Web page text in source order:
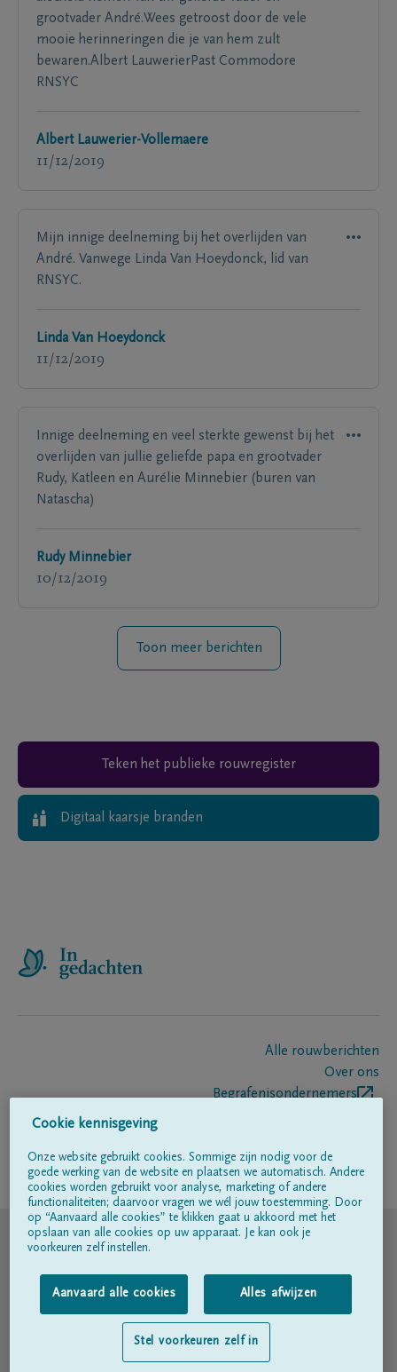
grootvader André.Wees getroost door de vele
mooie herinneringen die je van hem zult
bewaren.Albert LauwerierPast Commodore
RNSYC
Albert Lauwerier-Vollemaere
11/12/2019
Mijn innige deelneming bij het overlijden van
André. Vanwege Linda Van Hoeydonck, lid van
RNSYC.
Linda Van Hoeydonck
11/12/2019
Innige deelneming en veel sterkte gewenst bij het
overlijden van jullie geliefde papa en grootvader
Rudy, Katleen en Aurélie Minnebier (buren van
Natascha)
Rudy Minnebier
10/12/2019
Toon meer berichten
Teken het publieke rouwregister
Digitaal kaarsje branden
Alle rouwberichten
Over ons
Begrafenisondernemers
Volg ons op
© DELA
Gebruiksvoorwaarden
Privacyverklaring
Toegankelijkheidsverklaring
Cookie kennisgeving
Onze website gebruikt cookies. Sommige zijn nodig voor de
goede werking van de website en plaatsen we automatisch. Andere
cookies worden gebruikt voor analyse, marketing of andere
functionaliteiten; daarvoor vragen we wél jouw toestemming. Door
op “Aanvaard alle cookies” te klikken gaat u akkoord met het
opslaan van alle cookies op uw apparaat. Je kan ook je
voorkeuren zelf instellen.
Aanvaard alle cookies Alles afwijzen
Stel voorkeuren zelf in